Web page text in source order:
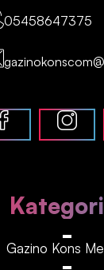
05458647375
Gazino Kons